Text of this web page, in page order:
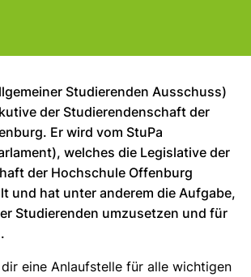
Studierenden Ausschuss)
der Studierendenschaft der
Er wird vom StuPa
welches die Legislative der
der Hochschule Offenburg
und hat unter anderem die Aufgabe,
Studierenden umzusetzen und für
eine Anlaufstelle für alle wichtigen